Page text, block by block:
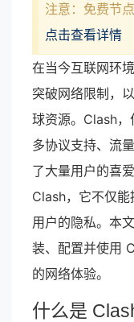
注意：免费节
点击查看详情
在当今互联网环
突破网络限制，
球资源。Clash
多协议支持、流
了大量用户的喜
Clash，它不仅
用户的隐私。本
装、配置并使用
的网络体验。
什么是